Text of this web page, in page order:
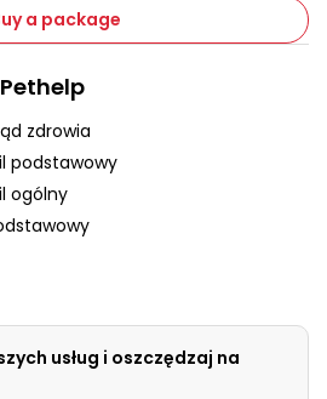
a package
zdrowia
podstawowy
ogólny
usług i oszczędzaj na